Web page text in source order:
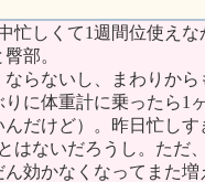
忙しくて1週間位使え
部。
らないし、まわりか
に体重計に乗ったら1
んだけど）。昨日忙し
はないだろうし。ただ
効かなくなってまた